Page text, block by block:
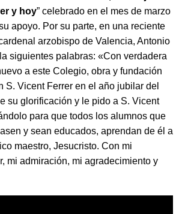
y hoy” celebrado en el mes de marzo
apoyo. Por su parte, en una reciente
arzobispo de Valencia, Antonio
siguientes palabras: «Con verdadera
a este Colegio, obra y fundación
S. Vicent Ferrer en el año jubilar del
su glorificación y le pido a S. Vicent
para que todos los alumnos que
y sean educados, aprendan de él a
maestro, Jesucristo. Con mi
mi admiración, mi agradecimiento y